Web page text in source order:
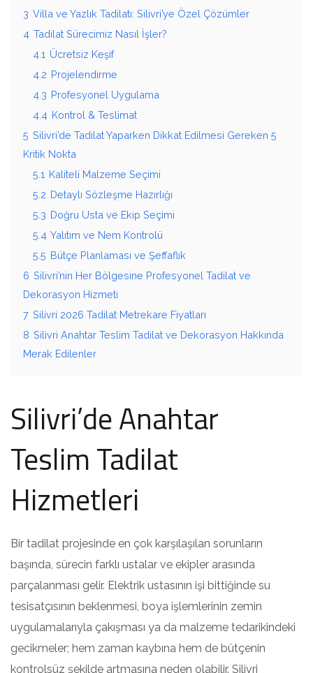
3 Villa ve Yazlık Tadilatı: Silivri’ye Özel Çözümler
4 Tadilat Sürecimiz Nasıl İşler?
4.1 Ücretsiz Keşif
4.2 Projelendirme
4.3 Profesyonel Uygulama
4.4 Kontrol & Teslimat
5 Silivri’de Tadilat Yaparken Dikkat Edilmesi Gereken 5
Kritik Nokta
5.1 Kaliteli Malzeme Seçimi
5.2 Detaylı Sözleşme Hazırlığı
5.3 Doğru Usta ve Ekip Seçimi
5.4 Yalıtım ve Nem Kontrolü
5.5 Bütçe Planlaması ve Şeffaflık
6 Silivri’nin Her Bölgesine Profesyonel Tadilat ve
Dekorasyon Hizmeti
7 Silivri 2026 Tadilat Metrekare Fiyatları
8 Silivri Anahtar Teslim Tadilat ve Dekorasyon Hakkında
Merak Edilenler
Silivri’de Anahtar
Teslim Tadilat
Hizmetleri
Bir tadilat projesinde en çok karşılaşılan sorunların
başında, sürecin farklı ustalar ve ekipler arasında
parçalanması gelir. Elektrik ustasının işi bittiğinde su
tesisatçısının beklenmesi, boya işlemlerinin zemin
uygulamalarıyla çakışması ya da malzeme tedarikindeki
gecikmeler; hem zaman kaybına hem de bütçenin
kontrolsüz şekilde artmasına neden olabilir. Silivri